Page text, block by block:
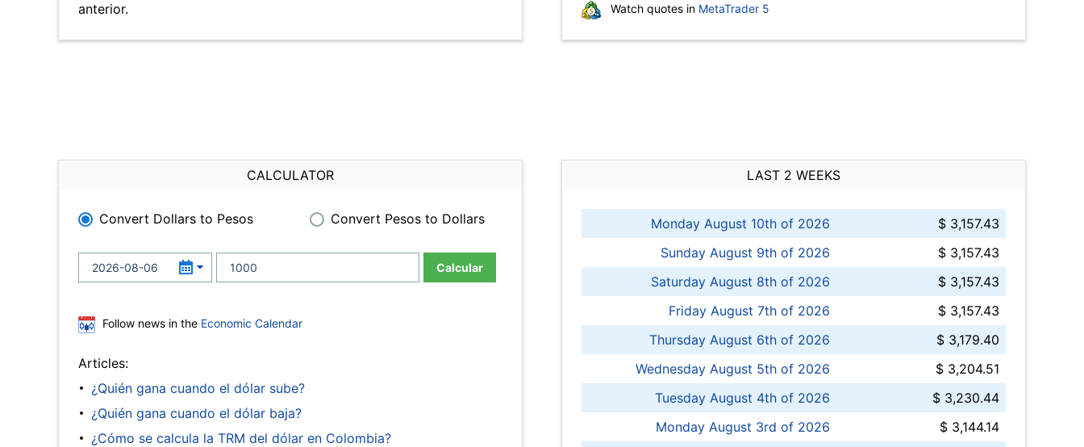
anterior.
Watch quotes in MetaTrader 5
CALCULATOR
Convert Dollars to Pesos Convert Pesos to Dollars
Calcular
Follow news in the Economic Calendar
Articles:
¿Quién gana cuando el dólar sube?
¿Quién gana cuando el dólar baja?
¿Cómo se calcula la TRM del dólar en Colombia?
LAST 2 WEEKS
Monday August 10th of 2026
$ 3,157.43
Sunday August 9th of 2026
$ 3,157.43
Saturday August 8th of 2026
$ 3,157.43
Friday August 7th of 2026
$ 3,157.43
Thursday August 6th of 2026
$ 3,179.40
Wednesday August 5th of 2026
$ 3,204.51
Tuesday August 4th of 2026
$ 3,230.44
Monday August 3rd of 2026
$ 3,144.14